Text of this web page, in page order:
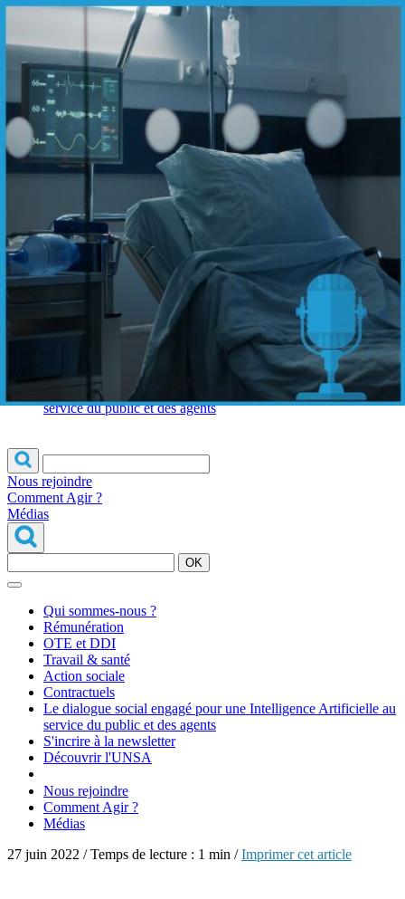
Qui
S'inscrire à
newsletter
Découvrir
l'UNSA
Rémunération
|
OTE et DDI
|
Action sociale
Le dialogue social engagé pour une Intelligence Artificielle au
service du public et des agents
Nous rejoindre
Comment Agir ?
Médias
OK
Qui sommes-nous ?
Rémunération
OTE et DDI
Travail & santé
Action sociale
Contractuels
Le dialogue social engagé pour une Intelligence Artificielle au
service du public et des agents
S'incrire à la newsletter
Découvrir l'UNSA
Nous rejoindre
Comment Agir ?
Médias
27 juin 2022 / Temps de lecture : 1 min /Imprimer cet article